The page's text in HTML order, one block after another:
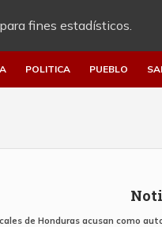
fines estadísticos.
POLITICA PUEBLO
de Honduras acusan como